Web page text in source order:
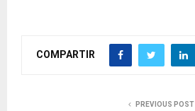
COMPARTIR
PREVIOUS POST